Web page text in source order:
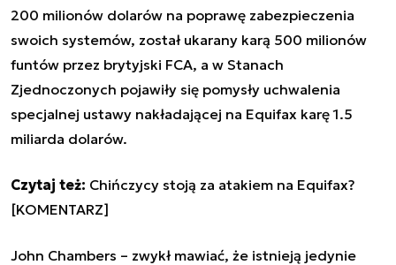
200 milionów dolarów na poprawę zabezpieczenia
swoich systemów, został ukarany karą 500 milionów
funtów przez brytyjski FCA, a w Stanach
Zjednoczonych pojawiły się pomysły uchwalenia
specjalnej ustawy nakładającej na Equifax karę 1.5
miliarda dolarów.
Czytaj też: Chińczycy stoją za atakiem na Equifax?
[KOMENTARZ]
John Chambers – zwykł mawiać, że istnieją jedynie